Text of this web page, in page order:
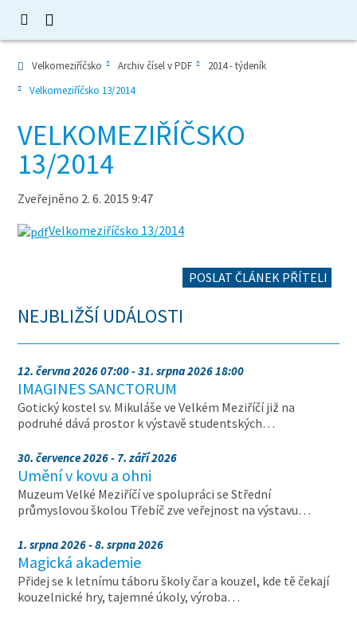
Velkomeziříčsko Archiv čísel v PDF
2014 - týdeník
Velkomeziříčsko 13/2014
VELKOMEZIŘÍČSKO
13/2014
Zveřejněno 2. 6. 2015 9:47
Velkomeziříčsko 13/2014
POSLAT ČLÁNEK PŘÍTELI
NEJBLIŽŠÍ UDÁLOSTI
12. června 2026 07:00 - 31. srpna 2026 18:00
IMAGINES SANCTORUM
Gotický kostel sv. Mikuláše ve Velkém Meziříčí již na
podruhé dává prostor k výstavě studentských…
30. července 2026 - 7. září 2026
Umění v kovu a ohni
Muzeum Velké Meziříčí ve spolupráci se Střední
průmyslovou školou Třebíč zve veřejnost na výstavu…
1. srpna 2026 - 8. srpna 2026
Magická akademie
Přidej se k letnímu táboru školy čar a kouzel, kde tě čekají
kouzelnické hry, tajemné úkoly, výroba…